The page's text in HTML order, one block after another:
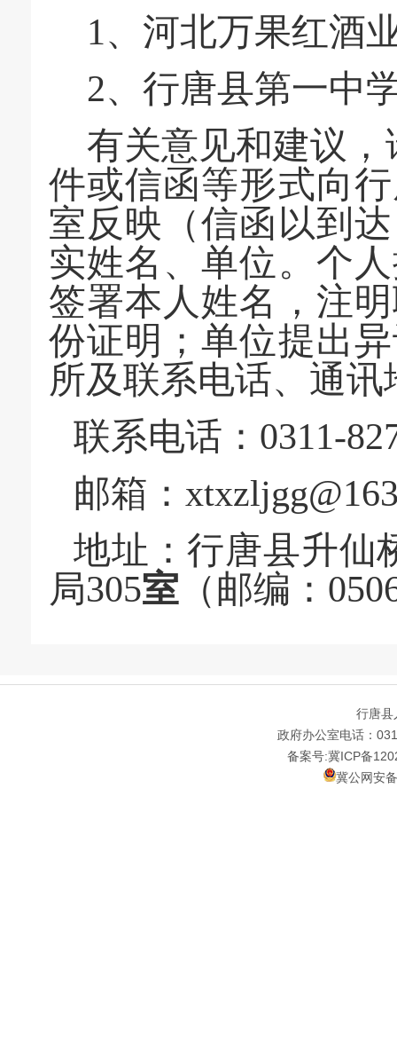
1、河北万果红酒
2、行唐县第一中
有关意见和建议，
件或信函等形式向
室反映（信函以到
实姓名、单位。个
签署本人姓名，注
份证明；单位提出
所及联系电话、通
联系电话： 0311-
邮箱：
地址：行唐县升仙
局305室 （邮编：